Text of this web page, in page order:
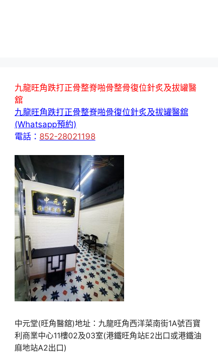
九龍旺角跌打正骨整脊啪骨整骨復位針炙及拔罐醫
舘
九龍旺角跌打正骨整脊啪骨復位針炙及拔罐醫舘
(Whatsapp預約)
電話： 852-28021198
中元堂(旺角醫舘)地址：九龍旺角西洋菜南街1A號百寶
利商業中心11樓02及03室(港鐵旺角站E2出口或港鐵油
麻地站A2出口)